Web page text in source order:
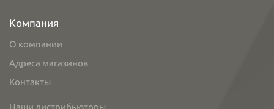
Компания
О компании
Адреса магазинов
Контакты
Наши дистрибьюторы